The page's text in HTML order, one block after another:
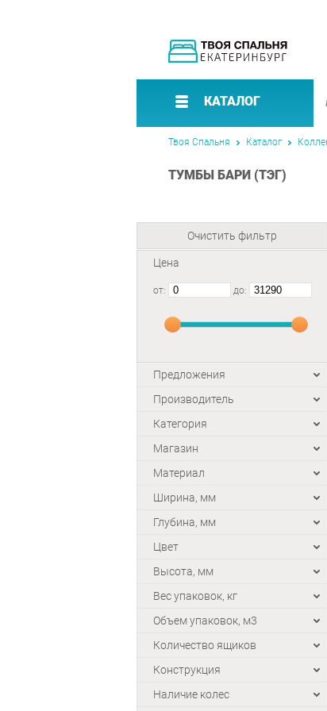
КАТАЛОГ
Твоя Спальня Каталог
ТУМБЫ БАРИ (ТЭГ)
Очистить фильтр
Цена
от: до:
Предложения
Производитель
Категория
Магазин
Материал
Ширина, мм
Глубина, мм
Цвет
Высота, мм
Вес упаковок, кг
Объем упаковок, м3
Количество ящиков
Конструкция
Наличие колес